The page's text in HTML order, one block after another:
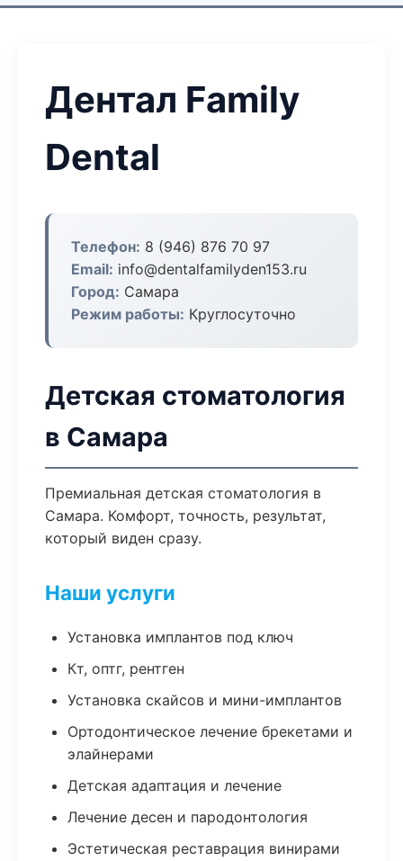
Дентал Family
Dental
Телефон: 8 (946) 876 70 97
Email: info@dentalfamilyden153.ru
Город: Самара
Режим работы: Круглосуточно
Детская стоматология
в Самара
Премиальная детская стоматология в
Самара. Комфорт, точность, результат,
который виден сразу.
Наши услуги
Установка имплантов под ключ
Кт, оптг, рентген
Установка скайсов и мини-имплантов
Ортодонтическое лечение брекетами и
элайнерами
Детская адаптация и лечение
Лечение десен и пародонтология
Эстетическая реставрация винирами